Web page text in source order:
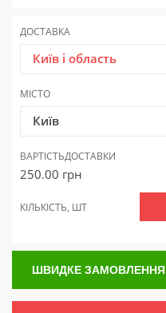
ДОСТАВКА
Київ і область
МІСТО
Київ
ВАРТІСТЬДОСТАВКИ
250.00 грн
КІЛЬКІСТЬ, ШТ
ШВИДКЕ ЗАМОВЛЕННЯ